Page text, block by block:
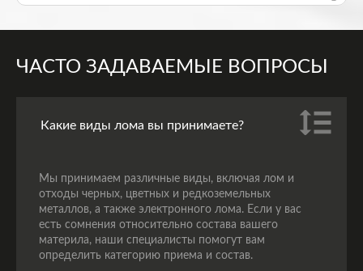
ЧАСТО ЗАДАВАЕМЫЕ ВОПРОСЫ
Какие виды лома вы принимаете?
Мы принимаем различные виды, включая лом и
отходы черных, цветных и редкоземельных
металлов, а также электронного лома. Если у вас
есть сомнения относительно состава вашего
материла, наши специалисты помогут вам
определить категорию приема и состав.